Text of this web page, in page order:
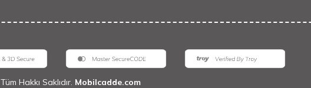
Tüm Hakkı Saklıdır. Mobilcadde.com